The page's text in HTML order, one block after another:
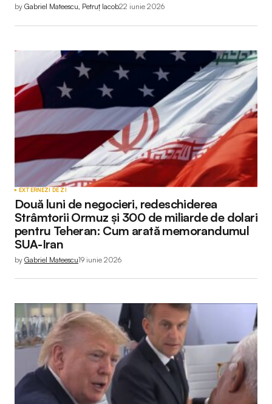
by Gabriel Mateescu, Petruț Iacob22 iunie 2026
EXTERNEZI DE ZI
Două luni de negocieri, redeschiderea
Strâmtorii Ormuz și 300 de miliarde de dolari
pentru Teheran: Cum arată memorandumul
SUA-Iran
by Gabriel Mateescu19 iunie 2026